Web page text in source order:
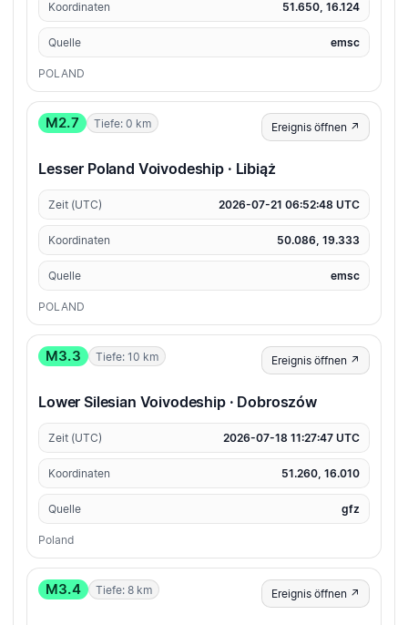
Koordinaten 51.650, 16.124
Quelle emsc
POLAND
M2.7 Tiefe: 0 km Ereignis öffnen ↗
Lesser Poland Voivodeship · Libiąż
Zeit (UTC) 2026-07-21 06:52:48 UTC
Koordinaten 50.086, 19.333
Quelle emsc
POLAND
M3.3 Tiefe: 10 km Ereignis öffnen ↗
Lower Silesian Voivodeship · Dobroszów
Zeit (UTC) 2026-07-18 11:27:47 UTC
Koordinaten 51.260, 16.010
Quelle gfz
Poland
M3.4 Tiefe: 8 km Ereignis öffnen ↗